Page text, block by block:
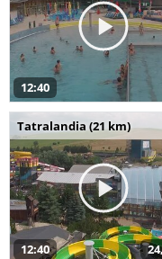
12:40
Tatralandia (21 km)
12:40